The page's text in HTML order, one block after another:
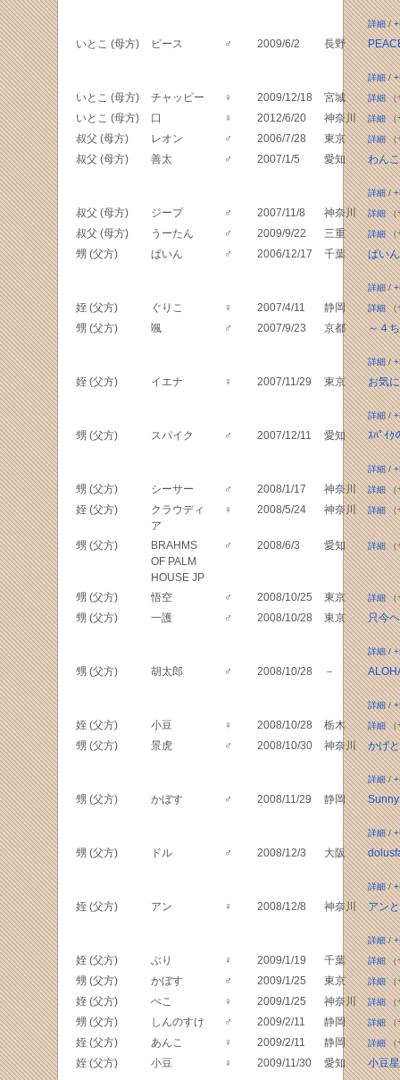
詳細/
いとこ (母方) ピース ♂ 2009/6/2 長野
詳細/
いとこ (母方) チャッピー ♀ 2009/12/18 宮城 詳細（
いとこ (母方) 口 ♀ 2012/6/20 神奈川 詳細（
叔父 (母方) レオン ♂ 2006/7/28 東京 詳細（
叔父 (母方) 善太 ♂ 2007/1/5 愛知 わん
詳細/
叔父 (母方) ジープ ♂ 2007/11/8 神奈川 詳細（
叔父 (母方) うーたん ♂ 2009/9/22 三重 詳細（
甥 (父方) ぱいん ♂ 2006/12/17 千葉 ぱい
詳細/
姪 (父方) ぐりこ ♀ 2007/4/11 静岡 詳細（
甥 (父方) 颯 ♂ 2007/9/23 京都 ～４
詳細/
姪 (父方) イエナ ♀ 2007/11/29 東京 お気
詳細/
甥 (父方) スパイク ♂ 2007/12/11 愛知 ｽﾊﾟｲｸ
詳細/
甥 (父方) シーサー ♂ 2008/1/17 神奈川 詳細（
姪 (父方)
クラウディ
ア
♀ 2008/5/24 神奈川 詳細（
甥 (父方)
BRAHMS
OF PALM
HOUSE JP
♂ 2008/6/3 愛知 詳細（
甥 (父方) 悟空 ♂ 2008/10/25 東京 詳細（
甥 (父方) 一護 ♂ 2008/10/28 東京 只今
詳細/
甥 (父方) 胡太郎 ♂ 2008/10/28 －
詳細/
姪 (父方) 小豆 ♀ 2008/10/28 栃木 詳細（
甥 (父方) 景虎 ♂ 2008/10/30 神奈川 かげ
詳細/
甥 (父方) かぼす ♂ 2008/11/29 静岡
詳細/
甥 (父方) ドル ♂ 2008/12/3 大阪
詳細/
姪 (父方) アン ♀ 2008/12/8 神奈川 アン
詳細/
姪 (父方) ぶり ♀ 2009/1/19 千葉 詳細（
甥 (父方) かぼす ♂ 2009/1/25 東京 詳細（
姪 (父方) ぺこ ♀ 2009/1/25 神奈川 詳細（
甥 (父方) しんのすけ ♂ 2009/2/11 静岡 詳細（
姪 (父方) あんこ ♀ 2009/2/11 静岡 詳細（
姪 (父方) 小豆 ♀ 2009/11/30 愛知 小豆星